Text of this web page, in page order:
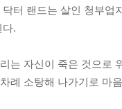
터 랜드는 살인 청부업
다.
는 자신이 죽은 것으로
례 소탕해 나가기로 마